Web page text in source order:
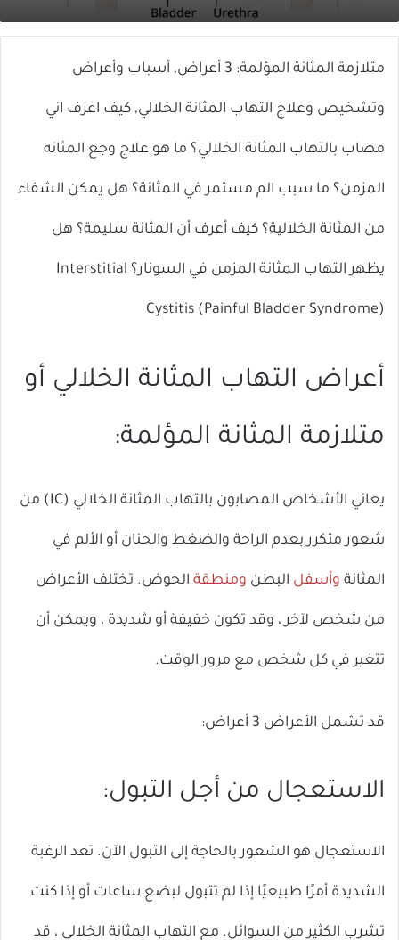
X إلكترونيا
متلازمة المثانة المؤلمة: 3 أعراض, أسباب وأعراض
وتشخيص وعلاج التهاب المثانة الخلالي, كيف اعرف اني
مصاب بالتهاب المثانة الخلالي؟ ما هو علاج وجع المثانه
المزمن؟ ما سبب الم مستمر في المثانة؟ هل يمكن الشفاء
من المثانة الخلالية؟ كيف أعرف أن المثانة سليمة؟ هل
يظهر التهاب المثانة المزمن في السونار؟ Interstitial
Cystitis (Painful Bladder Syndrome)
أعراض التهاب المثانة الخلالي أو
متلازمة المثانة المؤلمة:
يعاني الأشخاص المصابون بالتهاب المثانة الخلالي (IC) من
شعور متكرر بعدم الراحة والضغط والحنان أو الألم في
المثانة وأسفل البطن ومنطقة الحوض. تختلف الأعراض
من شخص لآخر ، وقد تكون خفيفة أو شديدة ، ويمكن أن
تتغير في كل شخص مع مرور الوقت.
قد تشمل الأعراض 3 أعراض:
الاستعجال من أجل التبول:
الاستعجال هو الشعور بالحاجة إلى التبول الآن. تعد الرغبة
الشديدة أمرًا طبيعيًا إذا لم تتبول لبضع ساعات أو إذا كنت
تشرب الكثير من السوائل. مع التهاب المثانة الخلالي ، قد